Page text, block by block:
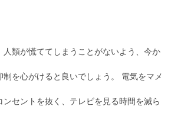
人類が慌ててしまうことがないよう、今か
制を心がけると良いでしょう。 電気をマメ
セントを抜く、テレビを見る時間を減ら